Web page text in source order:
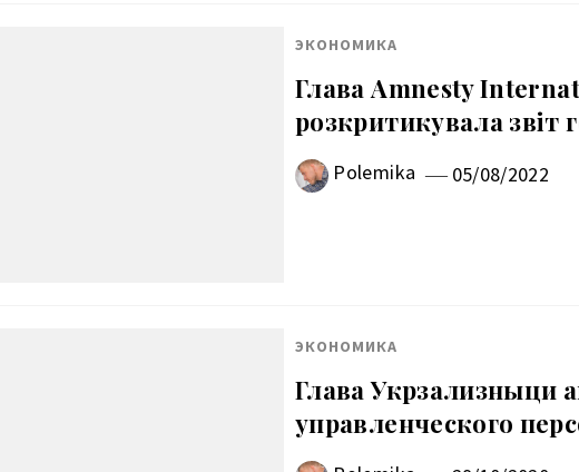
ЭКОНОМИКА
Глава Amnesty
розкритикувала звіт
Polemika 05/08/2022
ЭКОНОМИКА
Глава Укрзализныци
управленческого